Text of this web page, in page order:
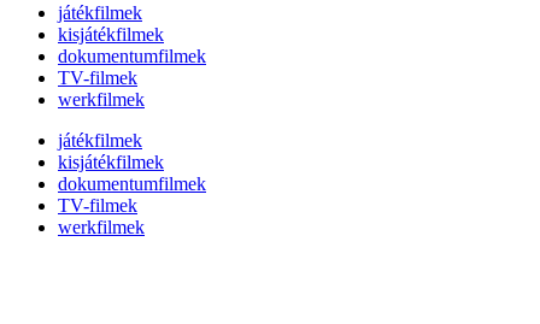
játékfilmek
kisjátékfilmek
dokumentumfilmek
TV-filmek
werkfilmek
játékfilmek
kisjátékfilmek
dokumentumfilmek
TV-filmek
werkfilmek